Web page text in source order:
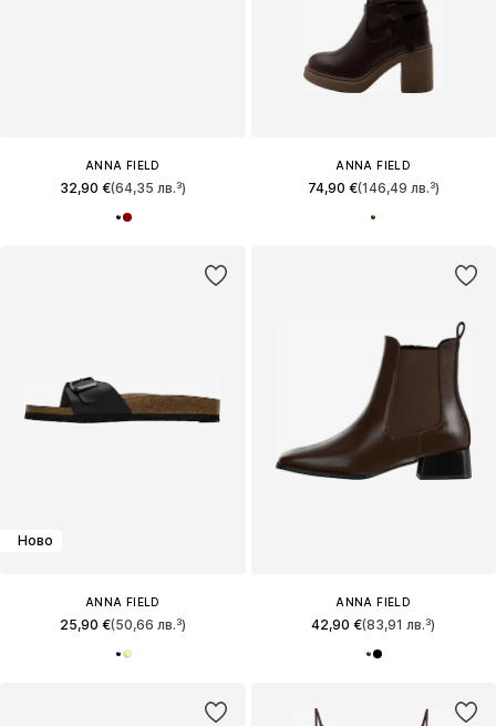
ANNA FIELD
32,90 €(64,35 лв.³)
ANNA FIELD
74,90 €(146,49 лв.³)
Ново
ANNA FIELD
25,90 €(50,66 лв.³)
ANNA FIELD
42,90 €(83,91 лв.³)